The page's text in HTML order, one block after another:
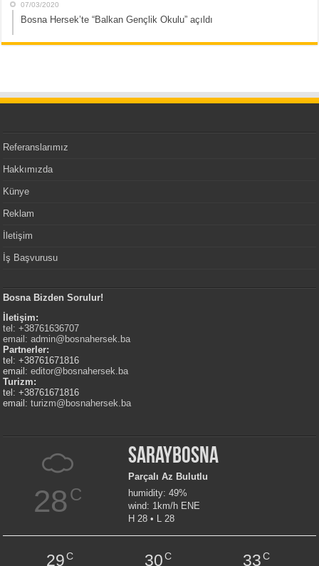
07/03/2020
Bosna Hersek’te “Balkan Gençlik Okulu” açıldı
Referanslarımız
Hakkımızda
Künye
Reklam
İletişim
İş Başvurusu
Bosna Bizden Sorulur!
İletişim:
tel: +38761636707
email:admin@bosnahersek.ba
Partnerler:
tel: +38761671816
email:editor@bosnahersek.ba
Turizm:
tel: +38761671816
email:turizm@bosnahersek.ba
28C
Saraybosna
Parçalı Az Bulutlu
humidity: 49%
wind: 1km/h ENE
H 28 • L 28
29C 30C 33C